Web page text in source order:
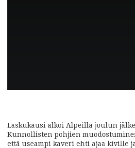
Laskukausi alkoi Alpeilla joulun
Kunnollisten pohjien
että useampi kaveri ehti ajaa kiville